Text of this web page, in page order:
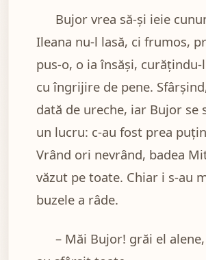
Bujor vrea să-și ieie
Ileana nu-l lasă, ci frumos,
pus-o, o ia însăși,
cu îngrijire de pene.
dată de ureche, iar Bujor se
un lucru: c-au fost prea
Vrând ori nevrând, badea
văzut pe toate. Chiar i s-au
buzele a râde.
– Măi Bujor! grăi el